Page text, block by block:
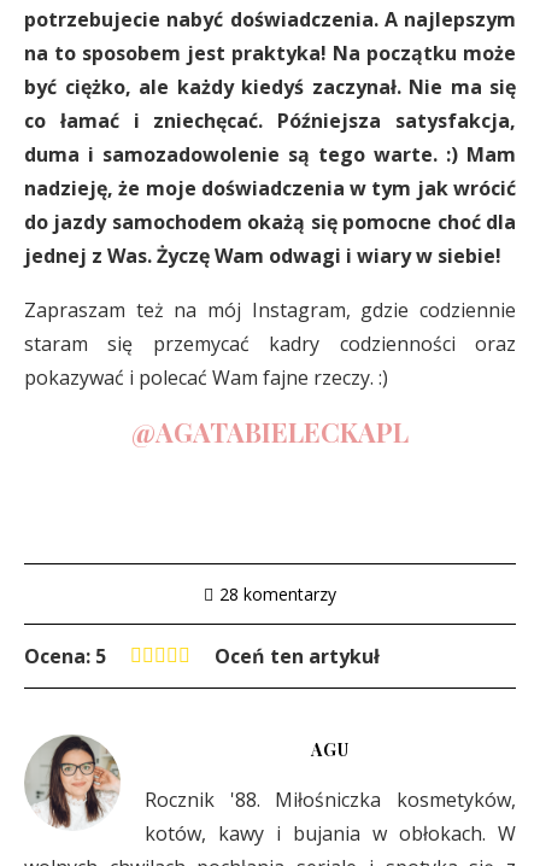
potrzebujecie nabyć doświadczenia. A najlepszym
na to sposobem jest praktyka! Na początku może
być ciężko, ale każdy kiedyś zaczynał. Nie ma się
co łamać i zniechęcać. Późniejsza satysfakcja,
duma i samozadowolenie są tego warte. :) Mam
nadzieję, że moje doświadczenia w tym jak wrócić
do jazdy samochodem okażą się pomocne choć dla
jednej z Was. Życzę Wam odwagi i wiary w siebie!
Zapraszam też na mój Instagram, gdzie codziennie
staram się przemycać kadry codzienności oraz
pokazywać i polecać Wam fajne rzeczy. :)
@AGATABIELECKAPL
28 komentarzy
Ocena: 5 Oceń ten artykuł
AGU
Rocznik '88. Miłośniczka kosmetyków,
kotów, kawy i bujania w obłokach. W